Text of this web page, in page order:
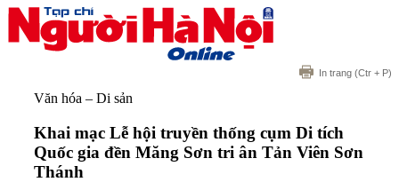
In trang (Ctr + P)
Văn hóa – Di sản
Khai mạc Lễ hội truyền thống cụm Di tích
Quốc gia đền Măng Sơn tri ân Tản Viên Sơn
Thánh